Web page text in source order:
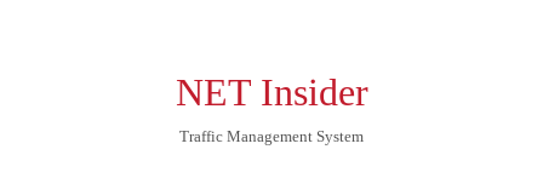
NET Insider
Traffic Management System